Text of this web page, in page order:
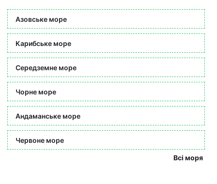
Азовське море
Карибське море
Середземне море
Чорне море
Андаманське море
Червоне море
Всі моря